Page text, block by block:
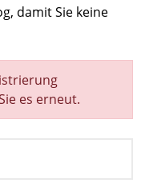
damit Sie keine
es erneut.